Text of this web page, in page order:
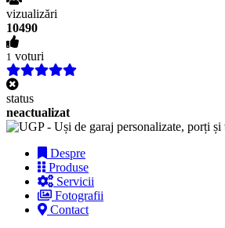
vizualizări
10490
1 voturi
status
neactualizat
Despre
Produse
Servicii
Fotografii
Contact